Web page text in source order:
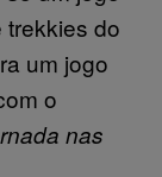
do
um jogo
o
nas